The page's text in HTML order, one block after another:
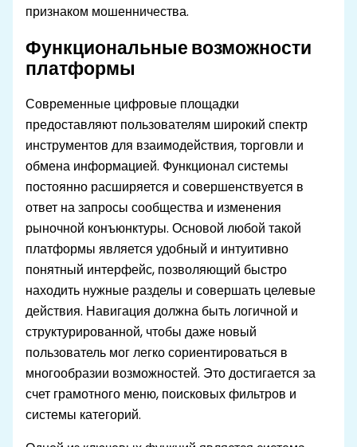
признаком мошенничества.
Функциональные возможности
платформы
Современные цифровые площадки
предоставляют пользователям широкий спектр
инструментов для взаимодействия, торговли и
обмена информацией. Функционал системы
постоянно расширяется и совершенствуется в
ответ на запросы сообщества и изменения
рыночной конъюнктуры. Основой любой такой
платформы является удобный и интуитивно
понятный интерфейс, позволяющий быстро
находить нужные разделы и совершать целевые
действия. Навигация должна быть логичной и
структурированной, чтобы даже новый
пользователь мог легко сориентироваться в
многообразии возможностей. Это достигается за
счет грамотного меню, поисковых фильтров и
системы категорий.